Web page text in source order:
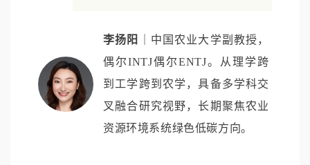
李扬阳
｜中国农业大学副教授，
偶尔INTJ偶尔ENTJ。从理学跨
到工学跨到农学，具备多学科交
叉融合研究视野，长期聚焦农业
资源环境系统绿色低碳方向。